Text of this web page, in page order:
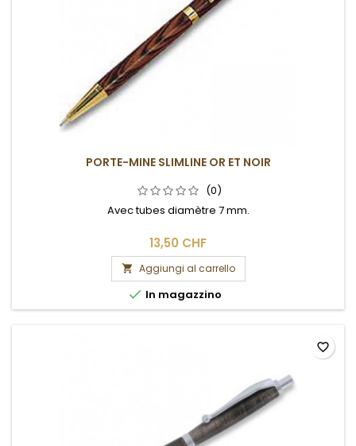
PORTE-MINE SLIMLINE OR ET NOIR
(0)
Avec tubes diamètre 7 mm.
13,50 CHF
 Aggiungi al carrello
 In magazzino
favorite_border